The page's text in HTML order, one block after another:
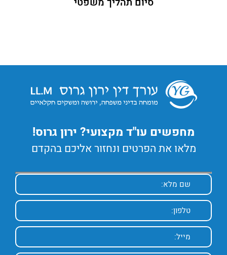
מחפשים עו"ד מקצועי? ירון גרוס!
מלאו את הפרטים ונחזור אליכם בהקדם